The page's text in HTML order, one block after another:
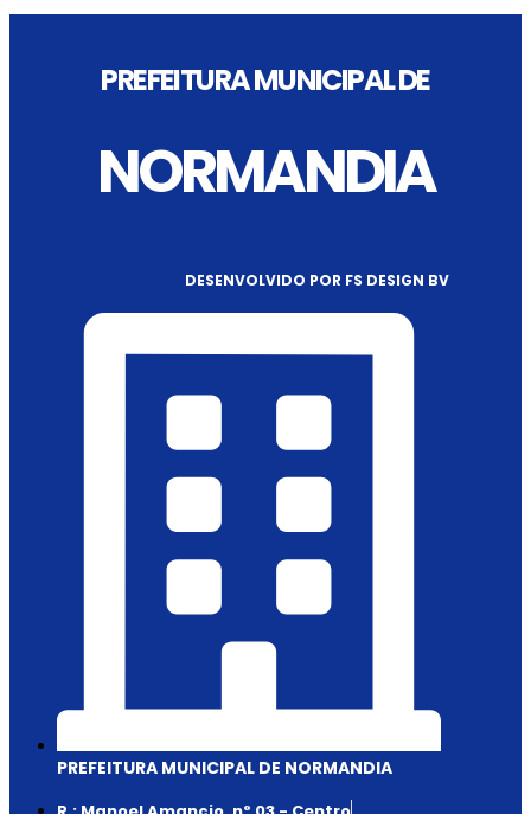
PREFEITURA MUNICIPAL DE
NORMANDIA
DESENVOLVIDO POR FS DESIGN BV
PREFEITURA MUNICIPAL DE NORMANDIA